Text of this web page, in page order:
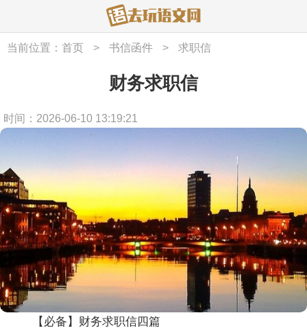
当前位置： 首页 > 书信函件 > 求职信
财务求职信
时间：2026-06-10 13:19:21
【必备】财务求职信四篇